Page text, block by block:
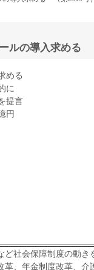
ルの導入求める
める
に
提言
円
社会保障制度の動き
、年金制度改革、介